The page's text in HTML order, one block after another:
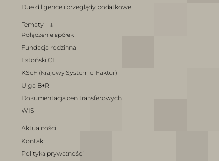
Due diligence i przeglądy podatkowe
Tematy
Połączenie spółek
Fundacja rodzinna
Estoński CIT
KSeF (Krajowy System e-Faktur)
Ulga B+R
Dokumentacja cen transferowych
WIS
Aktualności
Kontakt
Polityka prywatności